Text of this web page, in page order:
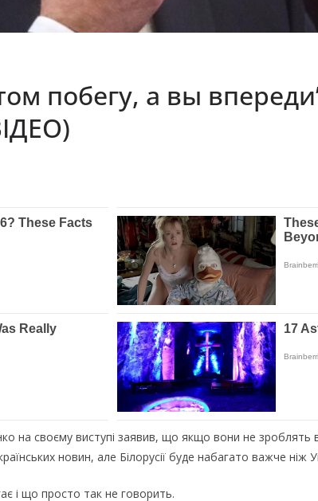
побегу, а вы
на своєму виступі заявив, що якщо вони не зроблять
новин, але Білорусії буде набагато важче ніж
і що просто так не говорить.